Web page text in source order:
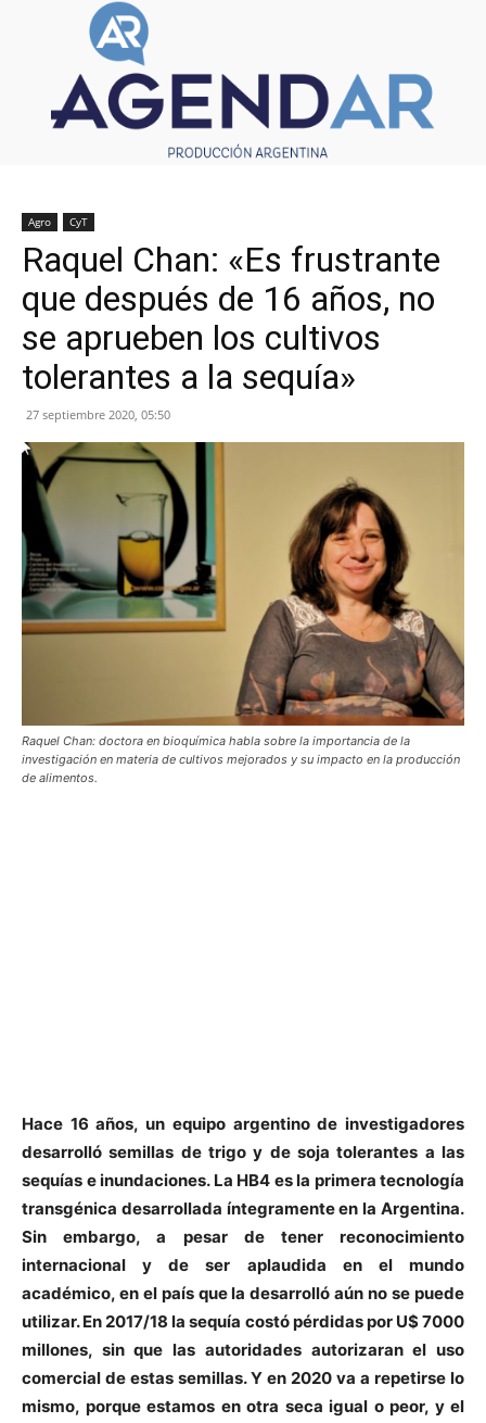
Agro CyT
Raquel Chan: «Es frustrante
que después de 16 años, no
se aprueben los cultivos
tolerantes a la sequía»
27 septiembre 2020, 05:50
Raquel Chan: doctora en bioquímica habla sobre la importancia de la
investigación en materia de cultivos mejorados y su impacto en la producción
de alimentos.
Hace 16 años, un equipo argentino de investigadores
desarrolló semillas de trigo y de soja tolerantes a las
sequías e inundaciones. La HB4 es la primera tecnología
transgénica desarrollada íntegramente en la Argentina.
Sin embargo, a pesar de tener reconocimiento
internacional y de ser aplaudida en el mundo
académico, en el país que la desarrolló aún no se puede
utilizar. En 2017/18 la sequía costó pérdidas por U$ 7000
millones, sin que las autoridades autorizaran el uso
comercial de estas semillas. Y en 2020 va a repetirse lo
mismo, porque estamos en otra seca igual o peor, y el